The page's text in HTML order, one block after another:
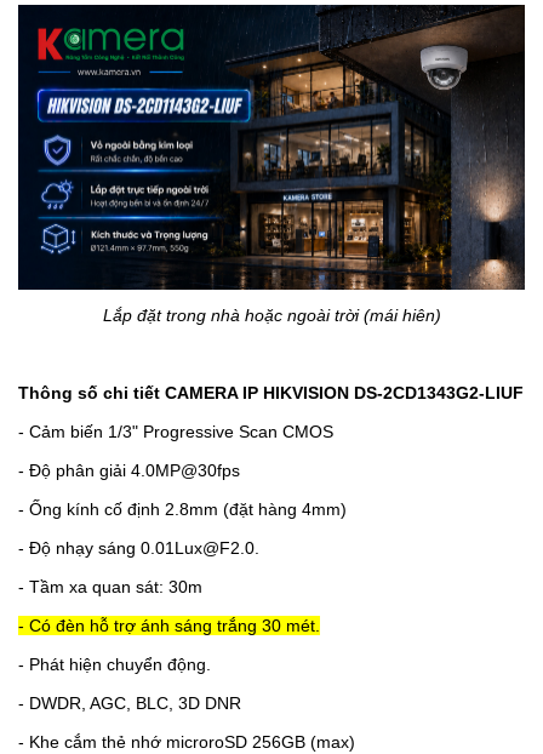
Lắp đặt trong nhà hoặc ngoài trời (mái hiên)
Thông số chi tiết CAMERA IP HIKVISION DS-2CD1343G2-LIUF
- Cảm biến 1/3" Progressive Scan CMOS
- Độ phân giải 4.0MP@30fps
- Ống kính cố định 2.8mm (đặt hàng 4mm)
- Độ nhạy sáng 0.01Lux@F2.0.
- Tầm xa quan sát: 30m
- Có đèn hỗ trợ ánh sáng trắng 30 mét.
- Phát hiện chuyển động.
- DWDR, AGC, BLC, 3D DNR
- Khe cắm thẻ nhớ microroSD 256GB (max)